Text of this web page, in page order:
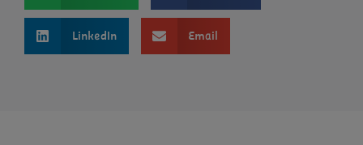
LinkedIn Email